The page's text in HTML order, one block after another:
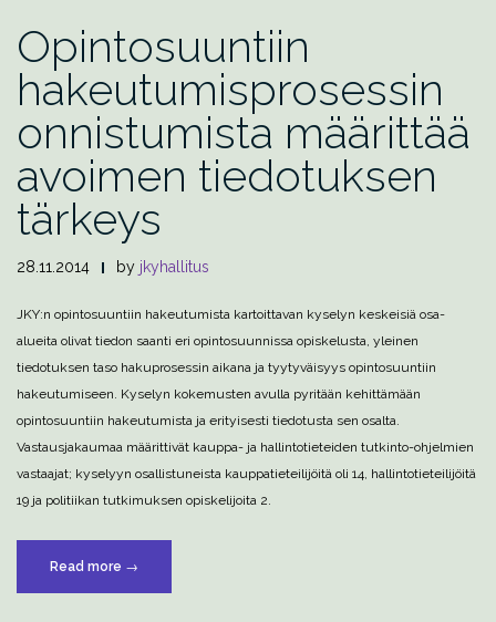
Opintosuuntiin
hakeutumisprosessin
onnistumista määrittää
avoimen tiedotuksen
tärkeys
28.11.2014 by jkyhallitus
JKY:n opintosuuntiin hakeutumista kartoittavan kyselyn keskeisiä osa-
alueita olivat tiedon saanti eri opintosuunnissa opiskelusta, yleinen
tiedotuksen taso hakuprosessin aikana ja tyytyväisyys opintosuuntiin
hakeutumiseen. Kyselyn kokemusten avulla pyritään kehittämään
opintosuuntiin hakeutumista ja erityisesti tiedotusta sen osalta.
Vastausjakaumaa määrittivät kauppa- ja hallintotieteiden tutkinto-ohjelmien
vastaajat; kyselyyn osallistuneista kauppatieteilijöitä oli 14, hallintotieteilijöitä
19 ja politiikan tutkimuksen opiskelijoita 2.
Read more ”Opintosuuntiin
hakeutumisprosessin
→